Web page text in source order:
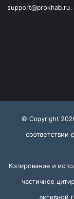
support@prokhab.ru.
© Copyright
соответствии
Копирование и
частичное
активной